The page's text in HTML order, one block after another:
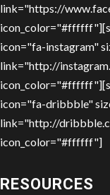
link="https://
icon="fa-instagram"
link="http://
icon="fa-dribbble"
link="http://
icon_color="#ffffff"]
RESOURCES